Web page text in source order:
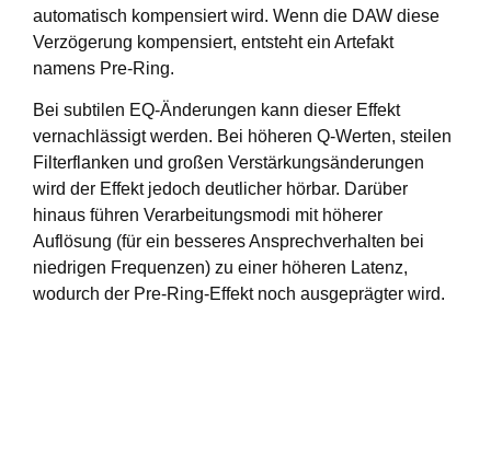
automatisch kompensiert wird. Wenn die DAW diese
Verzögerung kompensiert, entsteht ein Artefakt
namens Pre-Ring.
Bei subtilen EQ-Änderungen kann dieser Effekt
vernachlässigt werden. Bei höheren Q-Werten, steilen
Filterflanken und großen Verstärkungsänderungen
wird der Effekt jedoch deutlicher hörbar. Darüber
hinaus führen Verarbeitungsmodi mit höherer
Auflösung (für ein besseres Ansprechverhalten bei
niedrigen Frequenzen) zu einer höheren Latenz,
wodurch der Pre-Ring-Effekt noch ausgeprägter wird.